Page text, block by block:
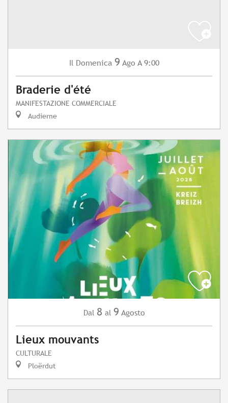
Il Domenica 9 Ago A 9:00
Braderie d'été
MANIFESTAZIONE COMMERCIALE
Audierne
Dal 8 al 9 Agosto
Lieux mouvants
CULTURALE
Ploërdut